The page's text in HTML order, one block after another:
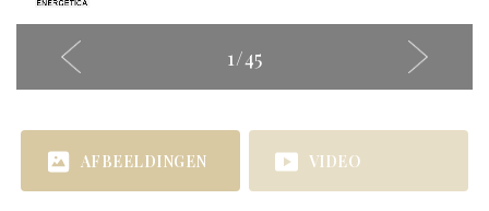
1/45
AFBEELDINGEN VIDEO